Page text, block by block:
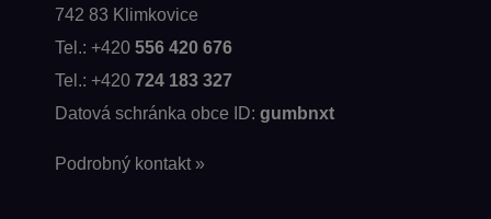
742 83 Klimkovice
Tel.: +420 556 420 676
Tel.: +420 724 183 327
Datová schránka obce ID: gumbnxt
Podrobný kontakt »